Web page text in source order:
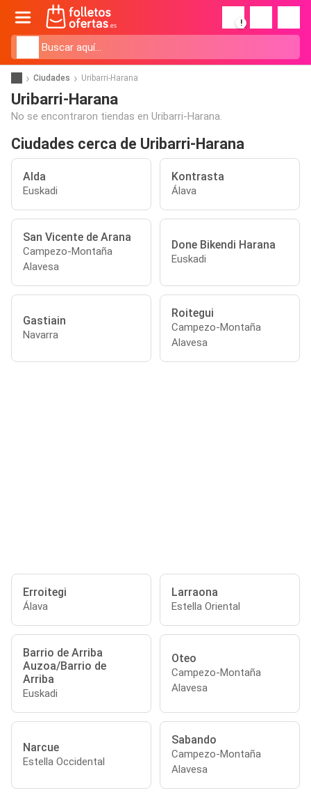
!
Ciudades Uribarri-Harana
Uribarri-Harana
No se encontraron tiendas en Uribarri-Harana.
Ciudades cerca de Uribarri-Harana
Alda
Euskadi
Kontrasta
Álava
San Vicente de Arana
Campezo-Montaña
Alavesa
Done Bikendi Harana
Euskadi
Gastiain
Navarra
Roitegui
Campezo-Montaña
Alavesa
Erroitegi
Álava
Larraona
Estella Oriental
Barrio de Arriba
Auzoa/Barrio de
Arriba
Euskadi
Oteo
Campezo-Montaña
Alavesa
Narcue
Estella Occidental
Sabando
Campezo-Montaña
Alavesa